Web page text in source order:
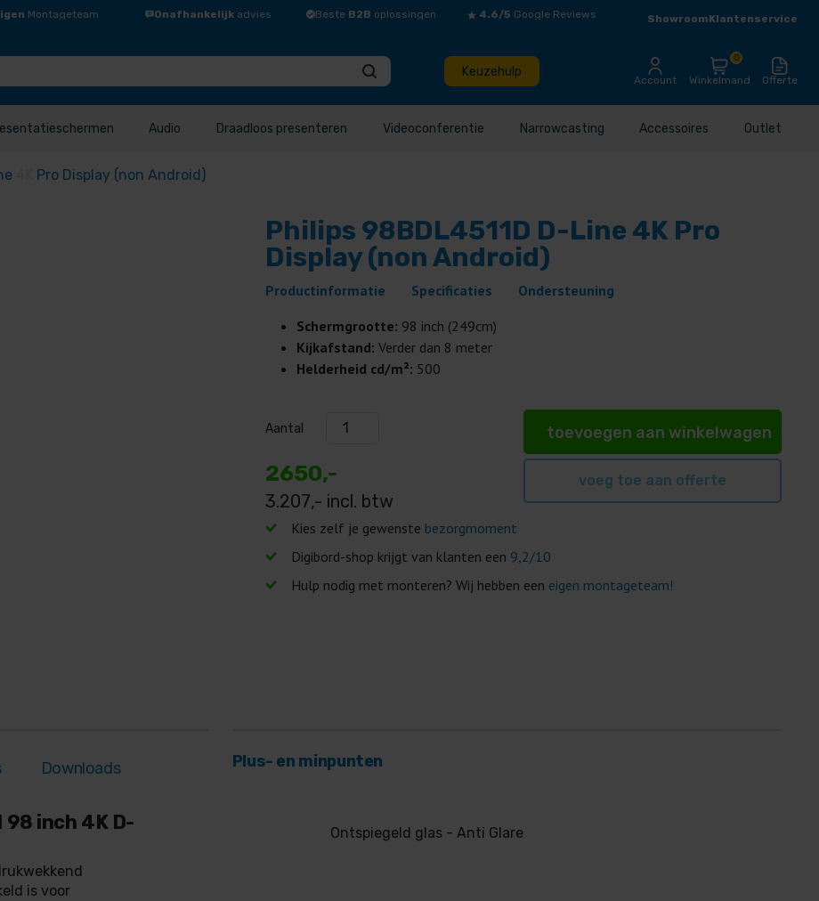
Montageteam Onafhankelijk advies Beste B2B oplossingen 4.6/5 Google Reviews ShowroomKlantenservice
Keuzehulp
Account Winkelmand
0
Offerte
Audio Draadloos presenteren Videoconferentie Narrowcasting Accessoires Outlet
Pro Display (non Android)
Philips 98BDL4511D D-Line 4K Pro
Display (non Android)
Productinformatie Specificaties
Ondersteuning
Schermgrootte: 98 inch (249cm)
Kijkafstand: Verder dan 8 meter
Helderheid cd/m²: 500
Aantal
2650,-
3.207,- incl. btw
toevoegen aan winkelwagen
voeg toe aan offerte
Kies zelf je gewenste bezorgmoment
Digibord-shop krijgt van klanten een 9,2/10
Hulp nodig met monteren? Wij hebben een eigen montageteam!
Downloads
98 inch 4K D-
is voor
Plus- en minpunten
Ontspiegeld glas - Anti Glare